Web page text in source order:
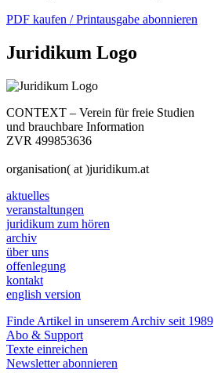
PDF kaufen / Printausgabe abonnieren
Juridikum Logo
CONTEXT – Verein für freie Studien
und brauchbare Information
ZVR 499853636
organisation( at )juridikum.at
aktuelles
veranstaltungen
juridikum zum hören
archiv
über uns
offenlegung
kontakt
english version
Finde Artikel in unserem Archiv seit 1989
Abo & Support
Texte einreichen
Newsletter abonnieren